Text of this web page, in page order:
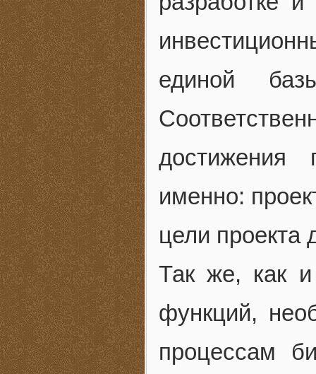
единой
достижения
именно:
цели проекта
Так же, как и
функций,
процессам